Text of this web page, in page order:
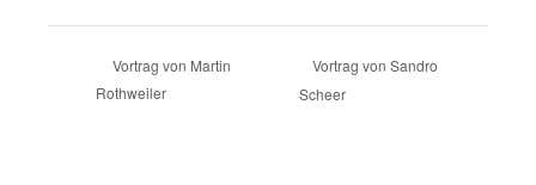
Vortrag von Martin
Rothweiler
Vortrag von Sandro
Scheer